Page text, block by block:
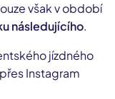
však v období
následujícího.
jízdného
Instagram